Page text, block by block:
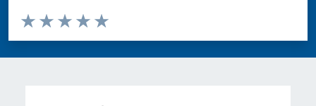
Valuta da 1 a 5 stelle la pagina
Valuta 5 stelle su 5
Valuta 4 stelle su 5
Valuta 3 stelle su 5
Valuta 2 stelle su 5
Valuta 1 stelle su 5